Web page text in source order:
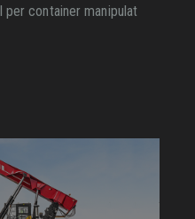
container manipulat